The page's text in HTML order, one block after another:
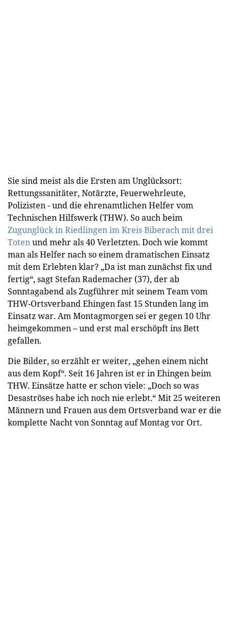
Sie sind meist als die Ersten am Unglücksort:
Rettungssanitäter, Notärzte, Feuerwehrleute,
Polizisten - und die ehrenamtlichen Helfer vom
Technischen Hilfswerk (THW). So auch beim
Zugunglück in Riedlingen im Kreis Biberach mit drei
Totenund mehr als 40 Verletzten. Doch wie kommt
man als Helfer nach so einem dramatischen Einsatz
mit dem Erlebten klar? „Da ist man zunächst fix und
fertig“, sagt Stefan Rademacher (37), der ab
Sonntagabend als Zugführer mit seinem Team vom
THW-Ortsverband Ehingen fast 15 Stunden lang im
Einsatz war. Am Montagmorgen sei er gegen 10 Uhr
heimgekommen – und erst mal erschöpft ins Bett
gefallen.
Die Bilder, so erzählt er weiter, „gehen einem nicht
aus dem Kopf“. Seit 16 Jahren ist er in Ehingen beim
THW. Einsätze hatte er schon viele: „Doch so was
Desaströses habe ich noch nie erlebt.“ Mit 25 weiteren
Männern und Frauen aus dem Ortsverband war er die
komplette Nacht von Sonntag auf Montag vor Ort.